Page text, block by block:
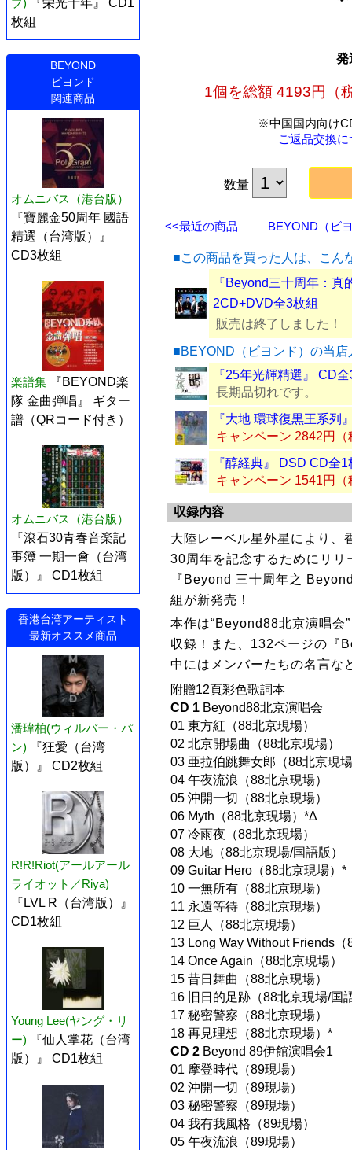
枚組
BEYOND
ビヨンド
関連商品
オムニバス（港台版）
『寶麗金50周年 國語
精選（台湾版）』
CD3枚組
楽譜集
『BEYOND楽
隊 金曲弾唱』 ギター
譜（QRコード付き）
オムニバス（港台版）
『滾石30青春音楽記
事簿 一期一會（台湾
版）』 CD1枚組
香港台湾アーティスト
最新オススメ商品
潘瑋柏(ウィルバー・パ
ン)
『狂愛（台湾
版）』 CD2枚組
R!R!Riot(アールアール
ライオット／Riya)
『LVL R（台湾版）』
CD1枚組
Young Lee(ヤング・リ
ー)
『仙人掌花（台湾
版）』 CD1枚組
発
1個を総額 4193円（
※中国国内向け
ご返品交換
数量
<<最近の商品 BEYOND（ビ
■この商品を買った人は、こん
『Beyond三十周年：
2CD+DVD全3枚組
販売は終了しました！
■BEYOND（ビヨンド）の当店
『25年光輝精選』 CD
長期品切れです。
『大地 環球復黒王系列
キャンペーン 2842円（
『醇経典』 DSD CD全1
キャンペーン 1541円（
収録内容
大陸レーベル星外星により、
30周年を記念するためにリ
『Beyond 三十周年之
組が新発売！
本作は“Beyond88北京演唱会
収録！また、132ページの『
中にはメンバーたちの名言な
附贈12頁彩色歌詞本
CD 1 Beyond88北京演唱会
01 東方紅（88北京現場）
02 北京開場曲（88北京現場）
03 亜拉伯跳舞女郎（88北京現
04 午夜流浪（88北京現場）
05 沖開一切（88北京現場）
06 Myth（88北京現場）*Δ
07 冷雨夜（88北京現場）
08 大地（88北京現場/国語版）
09 Guitar Hero（88北京現場）*
10 一無所有（88北京現場）
11 永遠等待（88北京現場）
12 巨人（88北京現場）
13 Long Way Without Friends（
14 Once Again（88北京現場）
15 昔日舞曲（88北京現場）
16 旧日的足跡（88北京現場/国
17 秘密警察（88北京現場）
18 再見理想（88北京現場）*
CD 2 Beyond 89伊館演唱会1
01 摩登時代（89現場）
02 沖開一切（89現場）
03 秘密警察（89現場）
04 我有我風格（89現場）
05 午夜流浪（89現場）